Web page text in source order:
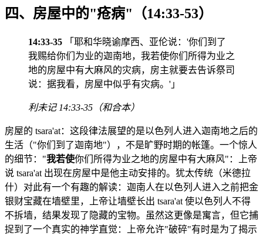
四、房屋中的"疮病"（14:33-53）
14:33-35 「耶和华晓谕摩西、亚伦说：'你们到了
我赐给你们为业的迦南地，我若使你们所得为业之
地的房屋中有大麻风的灾病，房主就要去告诉祭司
说：据我看，房屋中似乎有灾病。'」
利未记 14:33-35（和合本）
房屋的 tsara'at：这段律法展望的是以色列人进入迦南地之后的
生活（"你们到了迦南地"），不是旷野时期的帐篷。一个惊人
的细节："我若使你们所得为业之地的房屋中有大麻风"：上帝
说 tsara'at 出现在房屋中是他主动安排的。犹太传统（米德拉
什）对此有一个有趣的解读：迦南人在以色列人进入之前把金
银财宝藏在墙壁里，上帝让墙壁长出 tsara'at 使以色列人不得
不拆墙，结果发现了隐藏的宝物。虽然这更像是寓言，但它捕
捉到了一个真实的神学直觉：上帝允许"破碎"有时是为了揭示